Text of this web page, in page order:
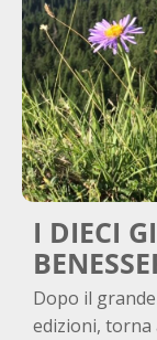
I DIECI
Dopo il
edizioni, torna